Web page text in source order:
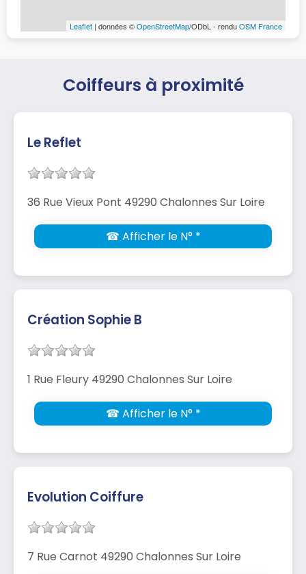
Leaflet | données ©OpenStreetMap/ODbL - renduOSM France
Coiffeurs à proximité
Le Reflet
36 Rue Vieux Pont 49290 Chalonnes Sur Loire
☎ Afficher le N° *
Création Sophie B
1 Rue Fleury 49290 Chalonnes Sur Loire
☎ Afficher le N° *
Evolution Coiffure
7 Rue Carnot 49290 Chalonnes Sur Loire